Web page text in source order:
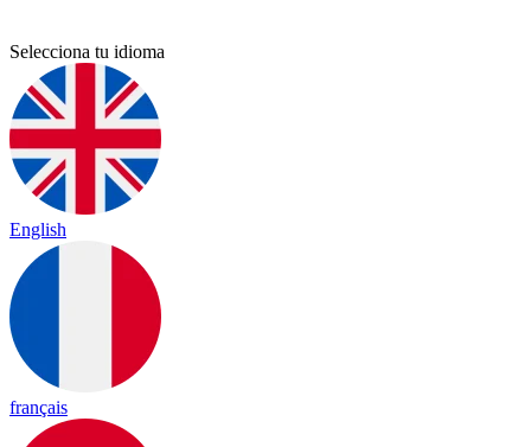
Selecciona tu idioma
English
français